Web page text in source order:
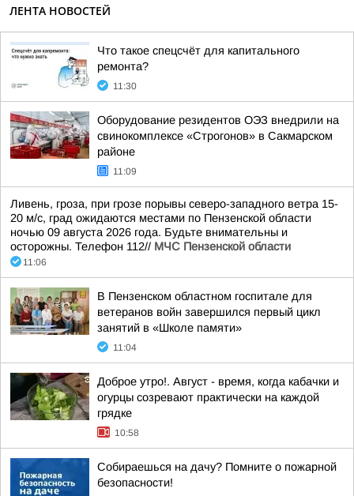
ЛЕНТА НОВОСТЕЙ
Что такое спецсчёт для капитального
ремонта?
11:30
Оборудование резидентов ОЭЗ внедрили на
свинокомплексе «Строгонов» в Сакмарском
районе
11:09
Ливень, гроза, при грозе порывы северо-западного ветра 15-
20 м/с, град ожидаются местами по Пензенской области
ночью 09 августа 2026 года. Будьте внимательны и
осторожны. Телефон 112// МЧС Пензенской области
11:06
В Пензенском областном госпитале для
ветеранов войн завершился первый цикл
занятий в «Школе памяти»
11:04
Доброе утро!. Август - время, когда кабачки и
огурцы созревают практически на каждой
грядке
10:58
Собираешься на дачу? Помните о пожарной
безопасности!